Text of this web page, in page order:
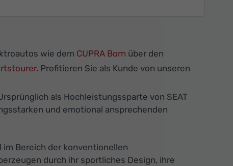
wie dem CUPRA Born über den
. Profitieren Sie als Kunde von unseren
als Hochleistungssparte von SEAT
und emotional ansprechenden
im Bereich der konventionellen
durch ihr sportliches Design, ihre